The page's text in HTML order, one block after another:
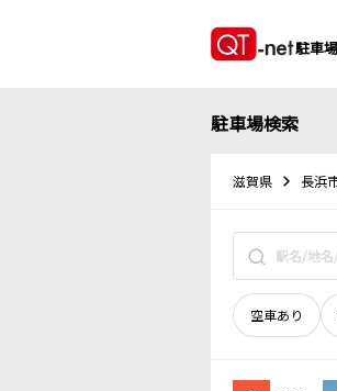
駐車
駐車場検索
滋賀県 長浜
空車あり